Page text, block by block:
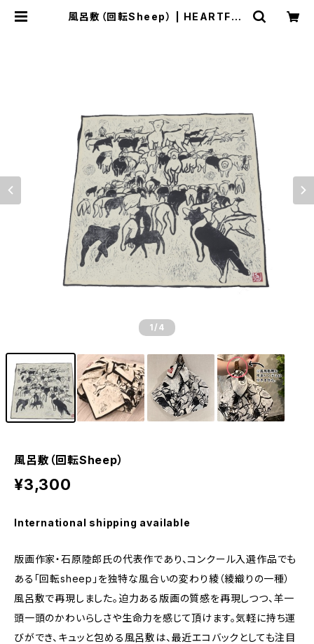
風呂敷（回転Sheep） | HEARTFUL
1 /4
風呂敷（回転Sheep）
¥3,300
International shipping available
版画作家・石原陸郎氏の代表作であり、コンクール入選作品でも
ある「回転sheep」を独特な風合いの変わり綾（綾織りの一種）
風呂敷で再現しました。迫力ある版画の質感を再現しつつ、羊一
頭一頭のかわいらしさや生命力を感じて頂けます。気軽に持ち運
びができ、キュッと包める風呂敷は、最近エコバックとしても注目